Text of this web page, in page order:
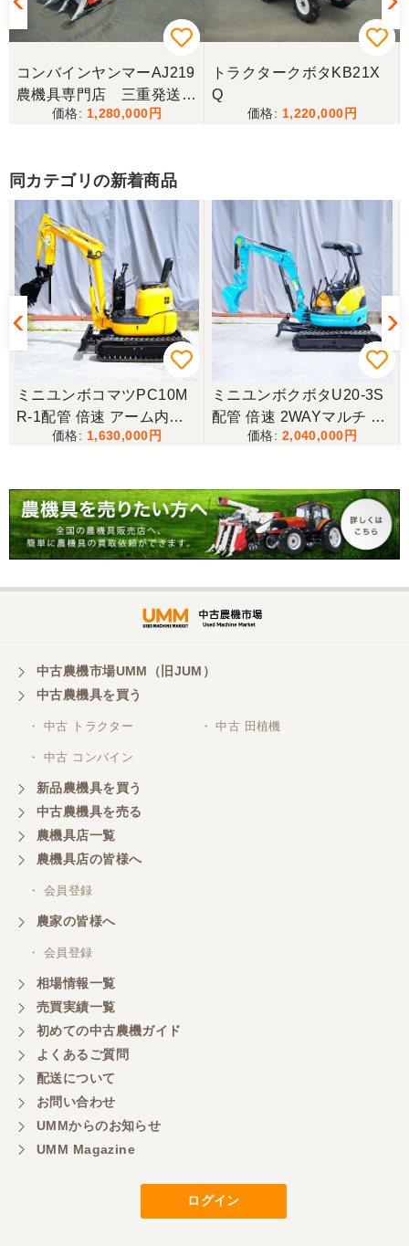
コンバインヤンマーAJ219
農機具専門店 三重発送整
備済み
1,280,000
トラクタークボタKB21X
Q
1,220,000
同カテゴリの新着商品
ミニユンボコマツPC10M
R-1配管 倍速 アーム内蔵
ブレーカー 可変脚 ゴムキ
1,630,000
ミニユンボクボタU20-3S
配管 倍速 2WAYマルチ ゴ
ムキャタ仕様！
2,040,000
中古農機市場UMM（旧JUM）
中古農機具を買う
・ 中古 トラクター ・ 中古 田植機
・ 中古 コンバイン
新品農機具を買う
中古農機具を売る
農機具店一覧
農機具店の皆様へ
・ 会員登録
農家の皆様へ
・ 会員登録
相場情報一覧
売買実績一覧
初めての中古農機ガイド
よくあるご質問
配送について
お問い合わせ
UMMからのお知らせ
UMM Magazine
ログイン